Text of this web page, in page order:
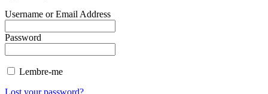
Username or Email Address
Password
Lembre-me